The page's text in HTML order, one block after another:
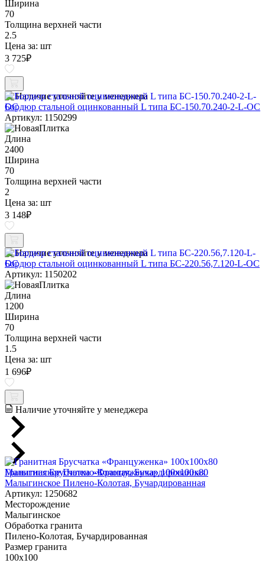
Ширина
70
Толщина верхней части
2.5
Цена за: шт
3 725₽
Наличие уточняйте у менеджера
Бордюр стальной оцинкованный L типа БС-150.70.240-2-L-ОС
Артикул: 1150299
Длина
2400
Ширина
70
Толщина верхней части
2
Цена за: шт
3 148₽
Наличие уточняйте у менеджера
Бордюр стальной оцинкованный L типа БС-220.56,7.120-L-ОС
Артикул: 1150202
Длина
1200
Ширина
70
Толщина верхней части
1.5
Цена за: шт
1 696₽
Наличие уточняйте у менеджера
Гранитная Брусчатка «Француженка» 100х100x80
Малыгинское Пилено-Колотая, Бучардированная
Артикул: 1250682
Месторождение
Малыгинское
Обработка гранита
Пилено-Колотая, Бучардированная
Размер гранита
100х100